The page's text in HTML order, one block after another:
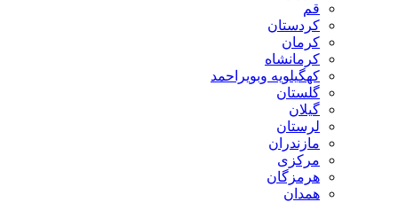
قم
کردستان
کرمان
کرمانشاه
کهگیلویه وبویراحمد
گلستان
گیلان
لرستان
مازندران
مرکزی
هرمزگان
همدان